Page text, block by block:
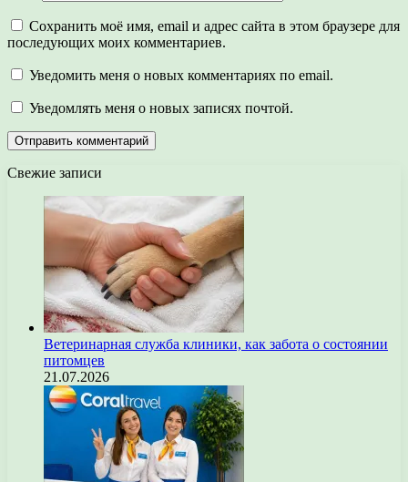
Сохранить моё имя, email и адрес сайта в этом браузере для
последующих моих комментариев.
Уведомить меня о новых комментариях по email.
Уведомлять меня о новых записях почтой.
Свежие записи
Ветеринарная служба клиники, как забота о состоянии
питомцев
21.07.2026